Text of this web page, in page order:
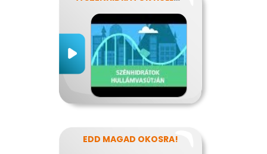
EDD MAGAD OKOSRA!